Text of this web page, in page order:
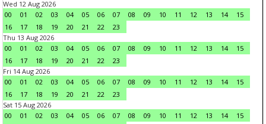
Wed 12 Aug 2026
00
01 02 03 04 05 06 07 08 09 10 11 12 13 14
15
16
17 18 19 20 21 22
23
Thu 13 Aug 2026
00
01 02 03 04 05 06 07 08 09 10 11 12 13 14
15
16
17 18 19 20 21 22
23
Fri 14 Aug 2026
00
01 02 03 04 05 06 07 08 09 10 11 12 13 14
15
16
17 18 19 20 21 22
23
Sat 15 Aug 2026
00
01 02 03 04 05 06 07 08 09 10 11 12 13 14
15